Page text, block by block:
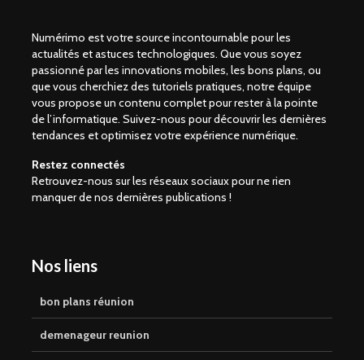
Numérimo est votre source incontournable pour les
actualités et astuces technologiques. Que vous soyez
passionné par les innovations mobiles, les bons plans, ou
que vous cherchiez des tutoriels pratiques, notre équipe
vous propose un contenu complet pour rester à la pointe
de l’informatique. Suivez-nous pour découvrir les dernières
tendances et optimisez votre expérience numérique.
Restez connectés
Retrouvez-nous sur les réseaux sociaux pour ne rien
manquer de nos dernières publications !
Nos liens
bon plans réunion
demenageur reunion